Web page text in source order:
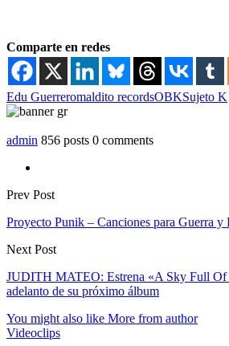
Comparte en redes
Edu Guerreromaldito recordsOBKSujeto K
admin 856 posts 0 comments
Prev Post
Proyecto Punik – Canciones para Guerra y
Next Post
JUDITH MATEO: Estrena «A Sky Full Of
adelanto de su próximo álbum
You might also like More from author
Videoclips